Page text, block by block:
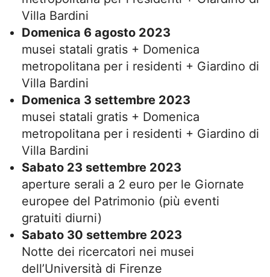
Villa Bardini
Domenica 6 agosto 2023
musei statali gratis + Domenica
metropolitana per i residenti + Giardino di
Villa Bardini
Domenica 3 settembre 2023
musei statali gratis + Domenica
metropolitana per i residenti + Giardino di
Villa Bardini
Sabato 23 settembre 2023
aperture serali a 2 euro per le Giornate
europee del Patrimonio (più eventi
gratuiti diurni)
Sabato 30 settembre 2023
Notte dei ricercatori nei musei
dell’Università di Firenze